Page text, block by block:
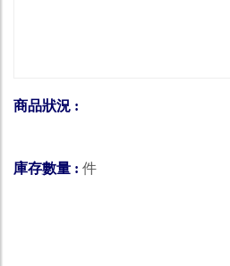
商品狀況 :
庫存數量 : 件